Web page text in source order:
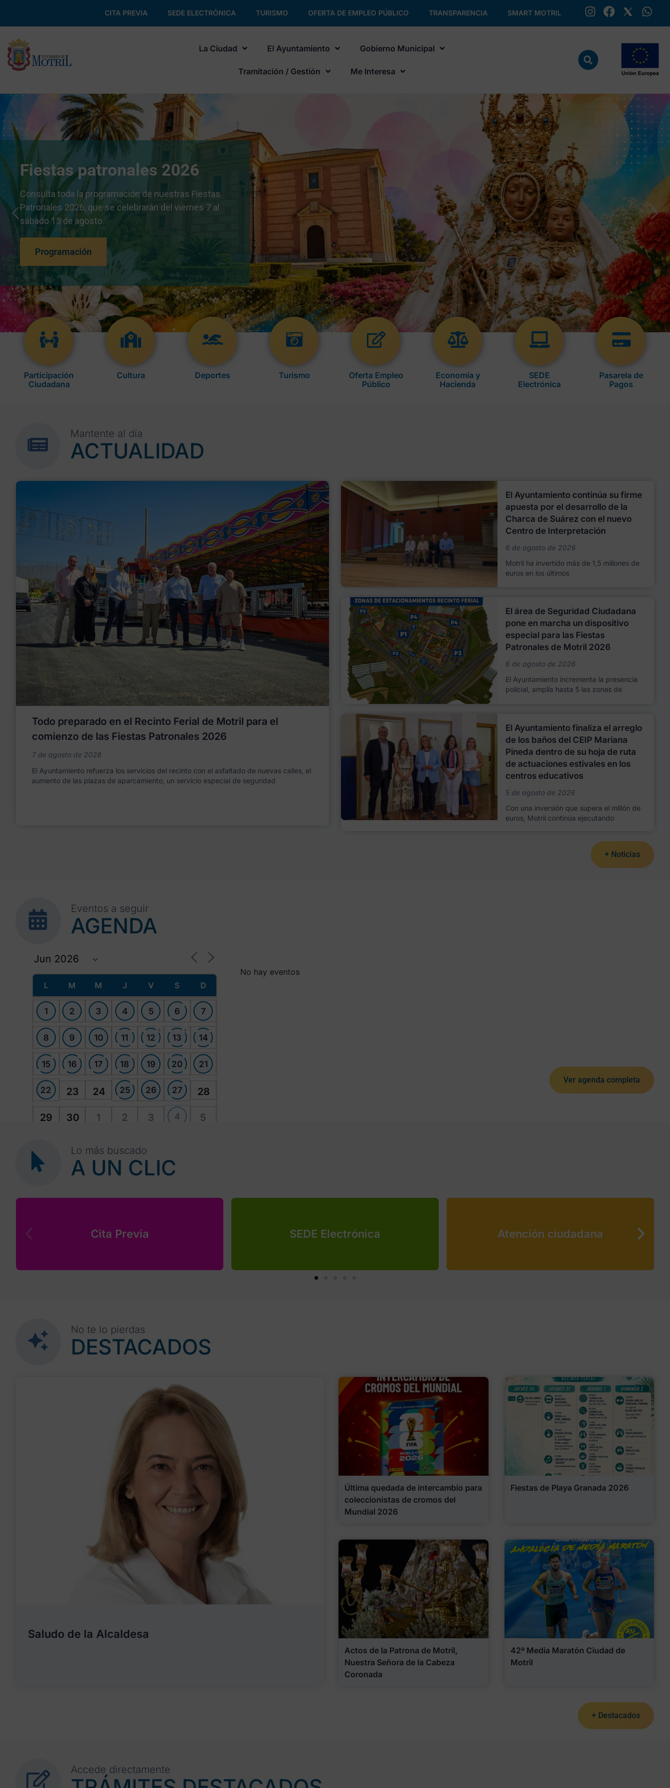
CITA PREVIA SEDE ELECTRÓNICA TURISMO OFERTA DE EMPLEO PÚBLICO TRANSPARENCIA SMART MOTRIL
La Ciudad El Ayuntamiento Gobierno Municipal
Tramitación / Gestión Me Interesa
Fiestas patronales 2026
Consulta toda la programación de nuestras Fiestas
Patronales 2026, que se celebrarán del viernes 7 al
sábado 15 de agosto.
Programación
Participación
Ciudadana
Cultura Deportes Turismo
Oferta Empleo
Público
Economía y
Hacienda
SEDE
Electrónica
Pasarela de
Pagos
Mantente al día
ACTUALIDAD
Todo preparado en el Recinto Ferial de Motril para el
comienzo de las Fiestas Patronales 2026
7 de agosto de 2026
El Ayuntamiento refuerza los servicios del recinto con el asfaltado de nuevas calles, el
aumento de las plazas de aparcamiento, un servicio especial de seguridad
El Ayuntamiento continúa su firme
apuesta por el desarrollo de la
Charca de Suárez con el nuevo
Centro de Interpretación
6 de agosto de 2026
Motril ha invertido más de 1,5 millones de
euros en los últimos
El área de Seguridad Ciudadana
pone en marcha un dispositivo
especial para las Fiestas
Patronales de Motril 2026
6 de agosto de 2026
El Ayuntamiento incrementa la presencia
policial, amplía hasta 5 las zonas de
El Ayuntamiento finaliza el arreglo
de los baños del CEIP Mariana
Pineda dentro de su hoja de ruta
de actuaciones estivales en los
centros educativos
5 de agosto de 2026
Con una inversión que supera el millón de
euros, Motril continúa ejecutando
+ Noticias
Eventos a seguir
AGENDA
L M M J V S D
1 2 3 4 5 6 7
8 9 10 11 12
+
13
+
14
15 16 17 18 19 20 21
22 23 24 25 26 27 28
29 30 1 2 3 4 5
No hay eventos
Ver agenda completa
Lo más buscado
A UN CLIC
Cita Previa SEDE Electrónica Atención ciudadana
No te lo pierdas
DESTACADOS
Saludo de la Alcaldesa
Última quedada de intercambio para
coleccionistas de cromos del
Mundial 2026
Fiestas de Playa Granada 2026
Actos de la Patrona de Motril,
Nuestra Señora de la Cabeza
Coronada
42ª Media Maratón Ciudad de
Motril
+ Destacados
Accede directamente